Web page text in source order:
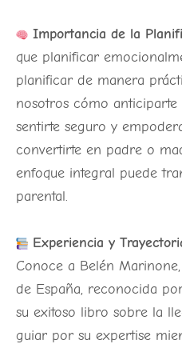
Importancia de la
que planificar
planificar de manera
nosotros cómo anticiparte
sentirte seguro y
convertirte en padre o
enfoque integral puede
parental.
Experiencia y
Conoce a Belén
de España, reconocida
su exitoso libro sobre la
guiar por su expertise